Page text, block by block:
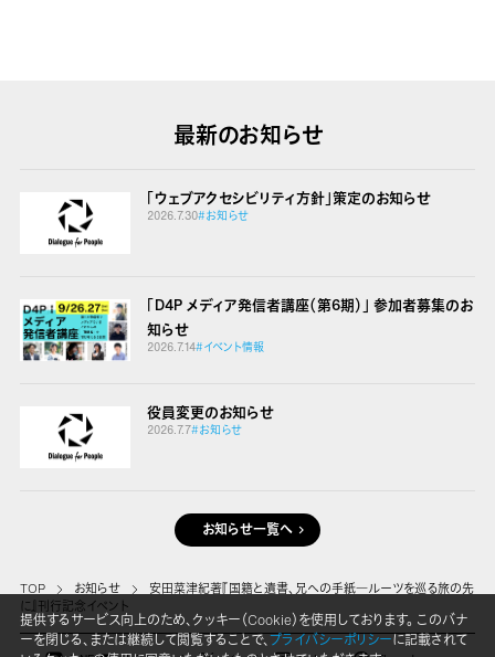
最新のお知らせ
「ウェブアクセシビリティ方針」策定のお知らせ
2026.7.30#お知らせ
「D4P メディア発信者講座（第6期）」 参加者募集のお
知らせ
2026.7.14#イベント情報
役員変更のお知らせ
2026.7.7#お知らせ
お知らせ一覧へ
TOP お知らせ
安田菜津紀著『国籍と遺書、兄への手紙―ルーツを巡る旅の先
に』刊行記念イベント
提供するサービス向上のため、クッキー（Cookie）を使用しております。 このバナ
ーを閉じる、または継続して閲覧することで、プライバシーポリシーに記載されて